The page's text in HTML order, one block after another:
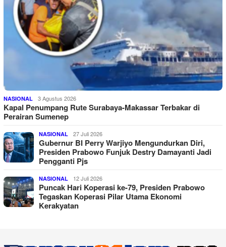
NASIONAL 3 Agustus 2026
Kapal Penumpang Rute Surabaya-Makassar Terbakar di
Perairan Sumenep
NASIONAL 27 Juli 2026
Gubernur BI Perry Warjiyo Mengundurkan Diri,
Presiden Prabowo Funjuk Destry Damayanti Jadi
Pengganti Pjs
NASIONAL 12 Juli 2026
Puncak Hari Koperasi ke-79, Presiden Prabowo
Tegaskan Koperasi Pilar Utama Ekonomi
Kerakyatan